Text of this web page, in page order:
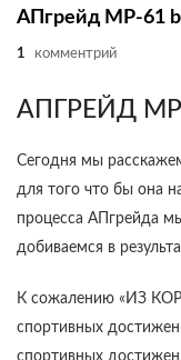
АПгрейд МР-61
1 комментрий
АПГРЕЙД
Сегодня мы
для того что бы она
процесса АПгрейда
добиваемся в
К сожалению «ИЗ
спортивных